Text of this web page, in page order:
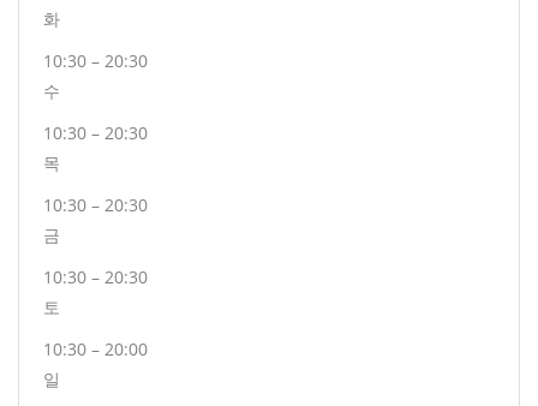
화
10:30 – 20:30
수
10:30 – 20:30
목
10:30 – 20:30
금
10:30 – 20:30
토
10:30 – 20:00
일